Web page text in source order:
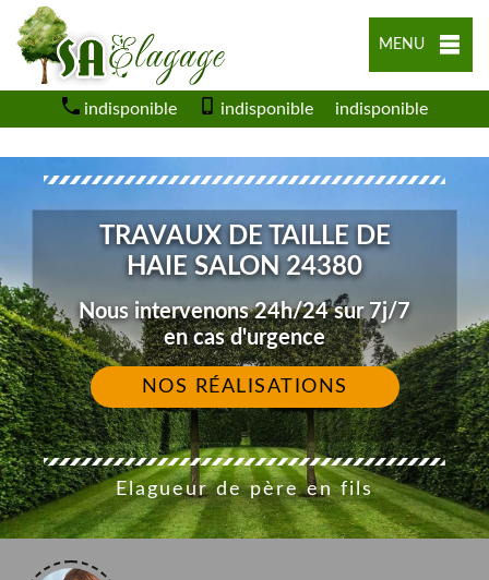
MENU
indisponible indisponible indisponible
TRAVAUX DE TAILLE DE
HAIE SALON 24380
Nous intervenons 24h/24 sur 7j/7
en cas d'urgence
NOS RÉALISATIONS
Elagueur de père en fils